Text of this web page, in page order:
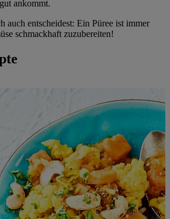
ankommt.
auch entscheidest: Ein Püree ist immer
schmackhaft zuzubereiten!